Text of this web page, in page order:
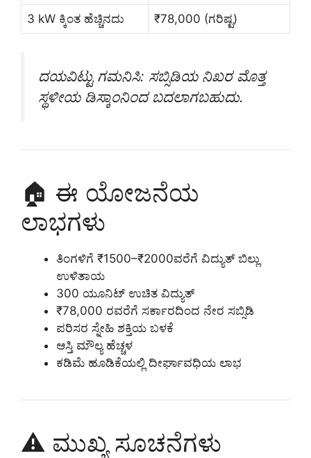
3 kW ಕ್ಕಿಂತ ಹೆಚ್ಚಿನದು ₹78,000 (ಗರಿಷ್ಟ)
ದಯವಿಟ್ಟು ಗಮನಿಸಿ: ಸಬ್ಸಿಡಿಯ ನಿಖರ ಮೊತ್ತ
ಸ್ಥಳೀಯ ಡಿಸ್ಕಾಂನಿಂದ ಬದಲಾಗಬಹುದು.
🏠 ಈ ಯೋಜನೆಯ
ಲಾಭಗಳು
ತಿಂಗಳಿಗೆ ₹1500–₹2000ವರೆಗೆ ವಿದ್ಯುತ್ ಬಿಲ್ಲು
ಉಳಿತಾಯ
300 ಯೂನಿಟ್ ಉಚಿತ ವಿದ್ಯುತ್
₹78,000 ರವರೆಗೆ ಸರ್ಕಾರದಿಂದ ನೇರ ಸಬ್ಸಿಡಿ
ಪರಿಸರ ಸ್ನೇಹಿ ಶಕ್ತಿಯ ಬಳಕೆ
ಆಸ್ತಿ ಮೌಲ್ಯ ಹೆಚ್ಚಳ
ಕಡಿಮೆ ಹೂಡಿಕೆಯಲ್ಲಿ ದೀರ್ಘಾವಧಿಯ ಲಾಭ
⚠️ ಮುಖ್ಯ ಸೂಚನೆಗಳು